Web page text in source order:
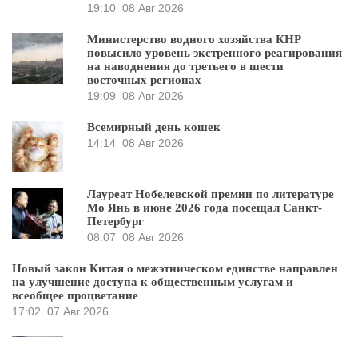
19:10 08 Авг 2026
Министерство водного хозяйства КНР
повысило уровень экстренного реагирования
на наводнения до третьего в шести
восточных регионах
19:09 08 Авг 2026
Всемирный день кошек
14:14 08 Авг 2026
Лауреат Нобелевской премии по литературе
Мо Янь в июне 2026 года посещал Санкт-
Петербург
08:07 08 Авг 2026
Новый закон Китая о межэтническом единстве направлен
на улучшение доступа к общественным услугам и
всеобщее процветание
17:02 07 Авг 2026